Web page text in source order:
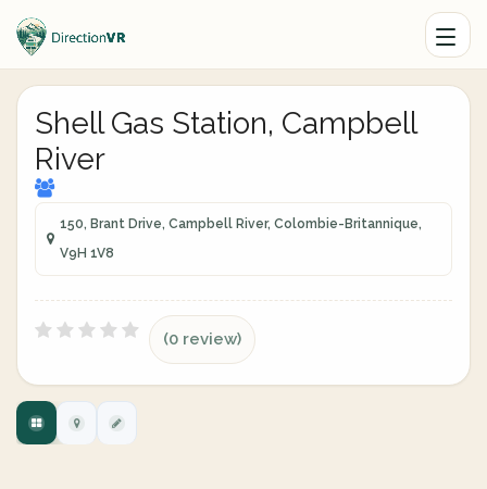
Shell Gas Station, Campbell
River
150, Brant Drive, Campbell River, Colombie-Britannique,
V9H 1V8
(0 review)